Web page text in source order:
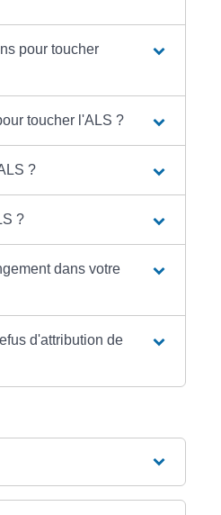
pour toucher
toucher l'ALS ?
?
?
dans votre
d'attribution de